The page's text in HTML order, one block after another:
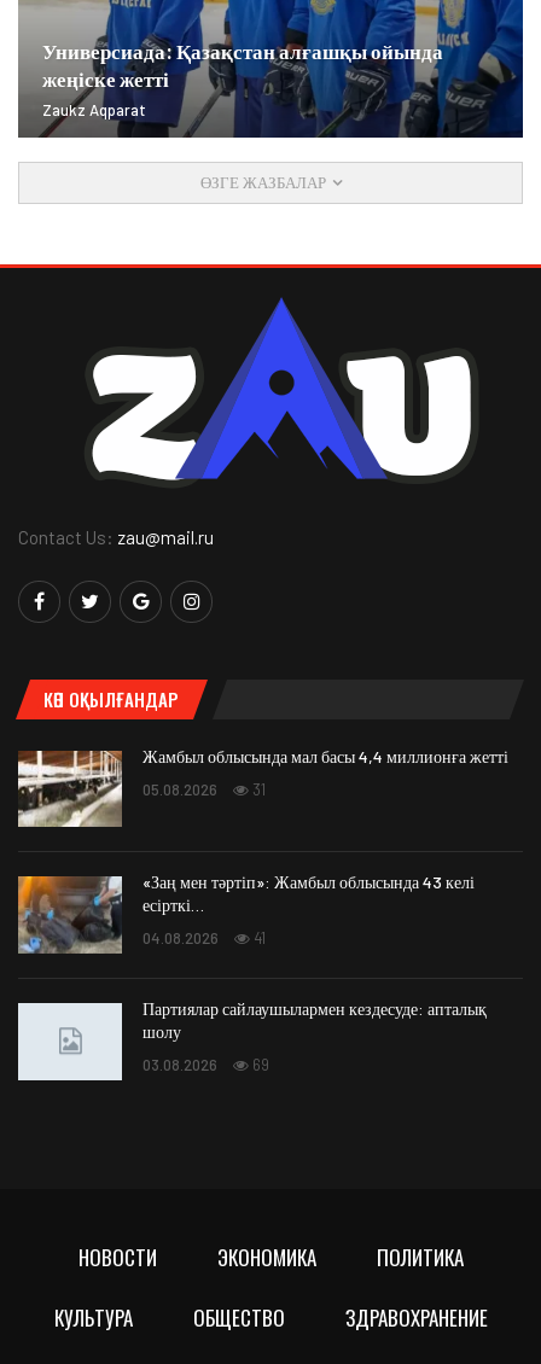
Универсиада: Қазақстан алғашқы ойында
жеңіске жетті
Zaukz Aqparat
ӨЗГЕ ЖАЗБАЛАР
Contact Us: zau@mail.ru
КӨП ОҚЫЛҒАНДАР
Жамбыл облысында мал басы 4,4 миллионға жетті
05.08.2026 31
«Заң мен тәртіп»: Жамбыл облысында 43 келі
есірткі…
04.08.2026 41
Партиялар сайлаушылармен кездесуде: апталық
шолу
03.08.2026 69
НОВОСТИ ЭКОНОМИКА
ПОЛИТИКА
КУЛЬТУРА
ОБЩЕСТВО
ЗДРАВОХРАНЕНИЕ